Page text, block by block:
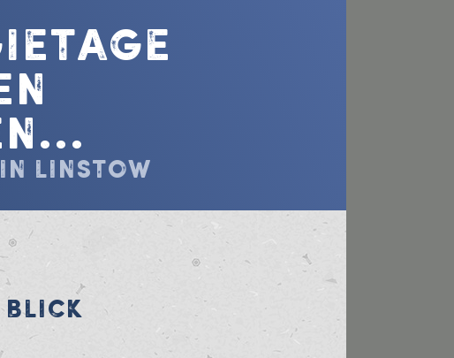
in Linstow
BLICK